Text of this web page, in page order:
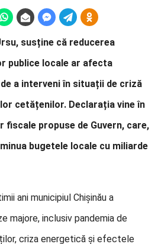
susține că reducerea
publice locale ar afecta
a interveni în situații de criză
cetățenilor. Declarația vine în
propuse de Guvern, care,
bugetele locale cu miliarde
ani municipiul Chișinău a
majore, inclusiv pandemia de
criza energetică și efectele